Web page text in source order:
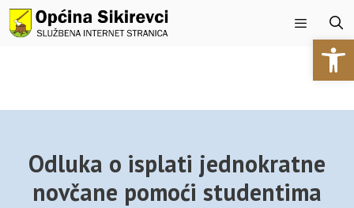
Preskoči
na
Izbornik
Odluka o isplati jednokratne
novčane pomoći studentima